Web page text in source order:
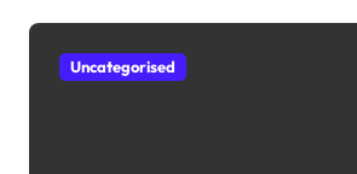
Uncategorised